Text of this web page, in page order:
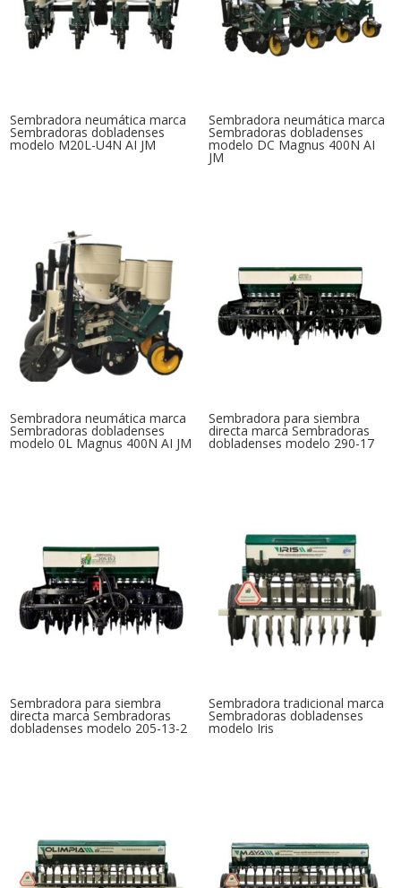
Sembradora neumática marca
Sembradoras dobladenses
modelo M20L-U4N AI JM
Sembradora neumática marca
Sembradoras dobladenses
modelo DC Magnus 400N AI
JM
Sembradora neumática marca
Sembradoras dobladenses
modelo 0L Magnus 400N AI JM
Sembradora para siembra
directa marca Sembradoras
dobladenses modelo 290-17
Sembradora para siembra
directa marca Sembradoras
dobladenses modelo 205-13-2
Sembradora tradicional marca
Sembradoras dobladenses
modelo Iris